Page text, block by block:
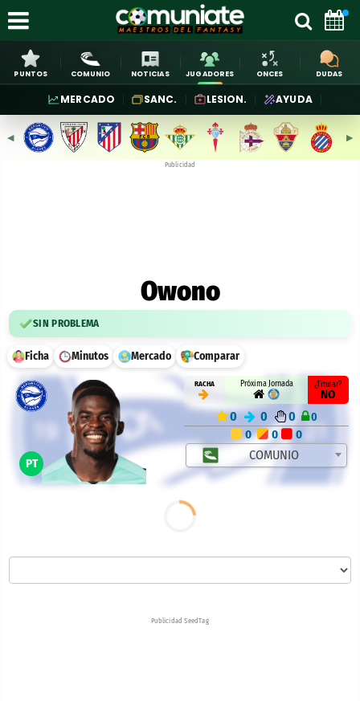
PUNTOS COMUNIO NOTICIAS JUGADORES ONCES DUDAS
MERCADO SANC. LESION. AYUDA
◀︎ ▶︎
Publicidad
Owono
SIN PROBLEMA
Ficha Minutos Mercado Comparar
PT
RACHA Próxima Jornada ¿Titular?
NO
0 0 0 0
0 0 0
COMUNIO
Publicidad SeedTag